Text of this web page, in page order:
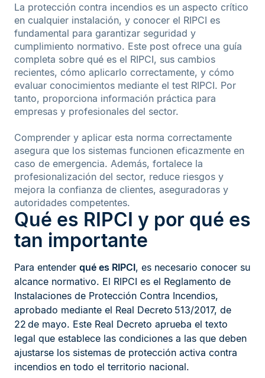
La protección contra incendios es un aspecto crítico
en cualquier instalación, y conocer el RIPCI es
fundamental para garantizar seguridad y
cumplimiento normativo. Este post ofrece una guía
completa sobre qué es el RIPCI, sus cambios
recientes, cómo aplicarlo correctamente, y cómo
evaluar conocimientos mediante el test RIPCI. Por
tanto, proporciona información práctica para
empresas y profesionales del sector.
Comprender y aplicar esta norma correctamente
asegura que los sistemas funcionen eficazmente en
caso de emergencia. Además, fortalece la
profesionalización del sector, reduce riesgos y
mejora la confianza de clientes, aseguradoras y
autoridades competentes.
Qué es RIPCI y por qué es
tan importante
Para entender qué es RIPCI, es necesario conocer su
alcance normativo. El RIPCI es el Reglamento de
Instalaciones de Protección Contra Incendios,
aprobado mediante el Real Decreto 513/2017, de
22 de mayo. Este Real Decreto aprueba el texto
legal que establece las condiciones a las que deben
ajustarse los sistemas de protección activa contra
incendios en todo el territorio nacional.